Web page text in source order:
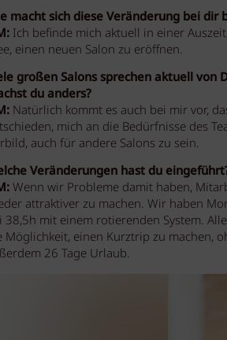
macht sich diese Veränderung bei dir
Ich befinde mich aktuell in einer
einen neuen Salon zu eröffnen.
großen Salons sprechen aktuell von
du anders?
Natürlich kommt es auch bei mir vor,
mich an die Bedürfnisse des
auch für andere Salons zu sein.
Veränderungen hast du
Wenn wir Probleme damit haben,
attraktiver zu machen. Wir haben
38,5h mit einem rotierenden System.
Möglichkeit, einen Kurztrip zu machen,
26 Tage Urlaub.